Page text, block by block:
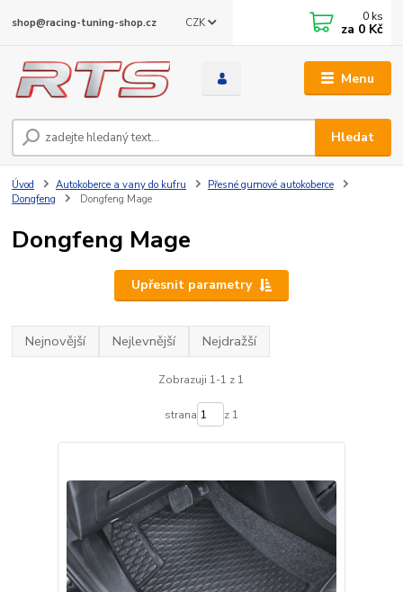
Menu
CZK
Hledat
shop@racing-tuning-shop.cz 0 ks
za 0 Kč
Úvod Autokoberce a vany do kufru
Přesné gumové autokoberce
Dongfeng
Dongfeng Mage
Dongfeng Mage
Upřesnit parametry
Nejnovější Nejlevnější Nejdražší
Zobrazuji 1-1 z 1
strana z 1